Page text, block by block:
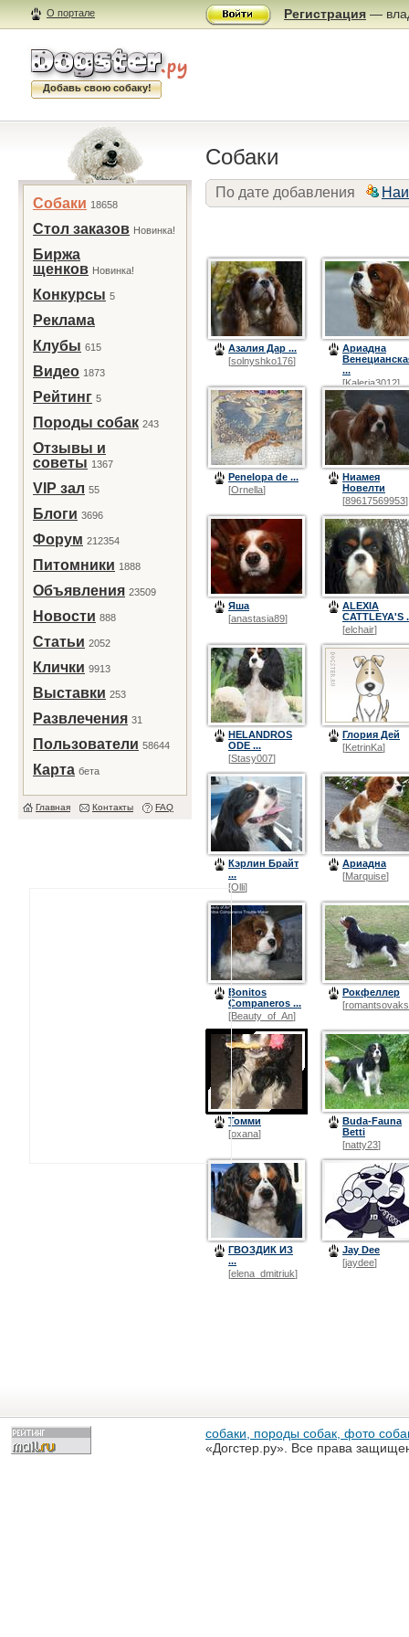
О портале Регистрация —
Добавь свою собаку!
Собаки 18658
Стол заказов Новинка!
Биржа
щенков Новинка!
Конкурсы 5
Реклама
Клубы 615
Видео 1873
Рейтинг 5
Породы собак 243
Отзывы и
советы 1367
VIP зал 55
Блоги 3696
Форум 212354
Питомники 1888
Объявления 23509
Новости 888
Статьи 2052
Клички 9913
Выставки 253
Развлечения 31
Пользователи 58644
Карта бета
Главная Контакты FAQ
Собаки
По дате добавления
Азалия Дар ...
[solnyshko176]
Ариадна
...
[Kaleria3012]
Penelopa de ...
[Ornella]
Ниамея
Новелти
[89617569953]
Яша
[anastasia89]
ALEXIA
CATTLEYA'S
[elchair]
HELANDROS
ODE ...
[Stasy007]
Глория Дей
[KetrinKa]
Кэрлин Брайт
...
[Olli]
Ариадна
[Marquise]
Bonitos
Companeros ...
[Beauty_of_An]
Рокфеллер
[romantsovaks
Томми
[oxana]
Buda-Fauna
Betti
[natty23]
ГВОЗДИК ИЗ
...
[elena_dmitriuk]
Jay Dee
[jaydee]
собаки, породы собак, фото
«Догстер.ру». Все права